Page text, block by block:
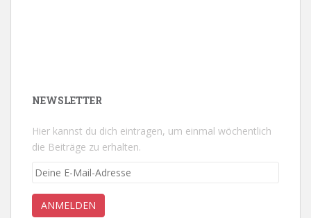
NEWSLETTER
Hier kannst du dich eintragen, um einmal wöchentlich
die Beiträge zu erhalten.